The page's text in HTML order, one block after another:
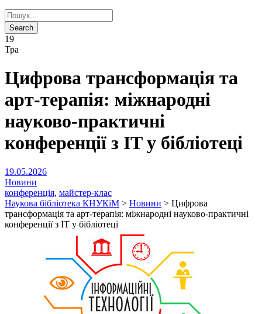
19
Тра
Цифрова трансформація та
арт-терапія: міжнародні
науково-практичні
конференції з IT у бібліотеці
19.05.2026
Новини
конференція, майстер-клас
Наукова бібліотека КНУКіМ > Новини > Цифрова
трансформація та арт-терапія: міжнародні науково-практичні
конференції з IT у бібліотеці